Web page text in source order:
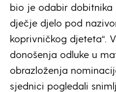
bio je odabir dobitnika
dječje djelo pod
koprivničkog djeteta“.
donošenja odluke u
obrazloženja
sjednici pogledali